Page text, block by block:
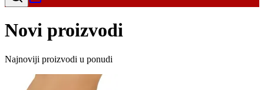
Novi proizvodi
Najnoviji proizvodi u ponudi